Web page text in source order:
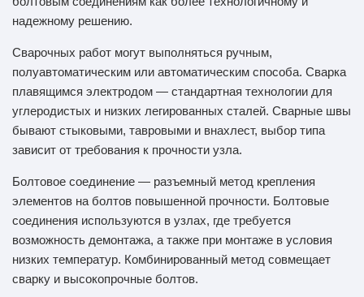
надежному решению.
Сварочных работ могут выполняться ручным,
полуавтоматическим или автоматическим способа. Сварка
плавящимся электродом — стандартная технологии для
углеродистых и низких легированных сталей. Сварные швы
бывают стыковыми, тавровыми и внахлест, выбор типа
зависит от требования к прочности узла.
Болтовое соединение — разъемный метод крепления
элементов на болтов повышенной прочности. Болтовые
соединения используются в узлах, где требуется
возможность демонтажа, а также при монтаже в условия
низких температур. Комбинированный метод совмещает
сварку и высокопрочные болтов.